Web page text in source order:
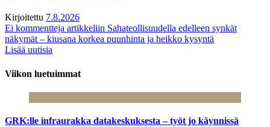
Kirjoitettu 7.8.2026
Ei kommentteja artikkeliin Sahateollisuudella edelleen synkät
näkymät – kiusana korkea puunhinta ja heikko kysyntä
Lisää uutisia
Viikon luetuimmat
GRK:lle infraurakka datakeskuksesta – työt jo käynnissä